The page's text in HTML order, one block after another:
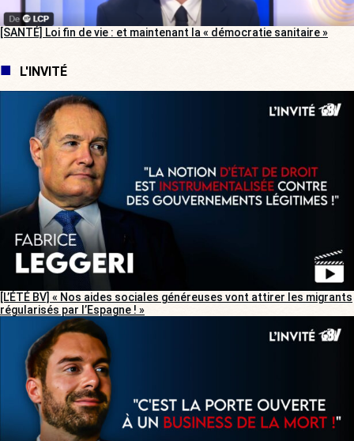
[SANTÉ] Loi fin de vie : et maintenant la « démocratie sanitaire »
L'INVITÉ
[L’ÉTÉ BV] « Nos aides sociales généreuses vont attirer les migrants
régularisés par l’Espagne ! »